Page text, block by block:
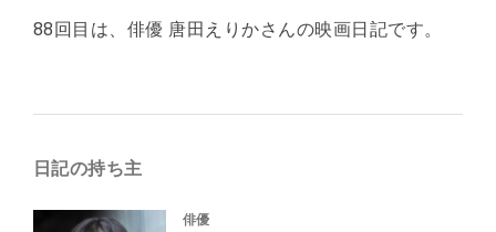
88回目は、俳優 唐田えりかさんの映画日記です。
日記の持ち主
俳優